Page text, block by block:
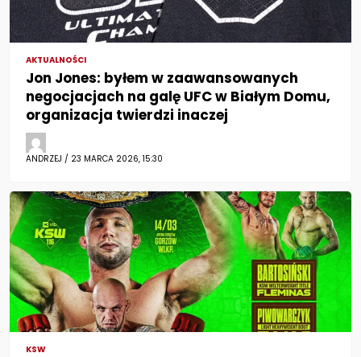
AKTUALNOŚCI
Jon Jones: byłem w zaawansowanych
negocjacjach na galę UFC w Białym Domu,
organizacja twierdzi inaczej
ANDRZEJ / 23 MARCA 2026, 15:30
KSW